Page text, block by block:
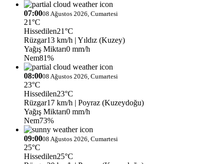
07:0008 Ağustos 2026, Cumartesi
21°C
Hissedilen21°C
Rüzgar13 km/h | Yıldız (Kuzey)
Yağış Miktarı0 mm/h
Nem81%
08:0008 Ağustos 2026, Cumartesi
23°C
Hissedilen23°C
Rüzgar17 km/h | Poyraz (Kuzeydoğu)
Yağış Miktarı0 mm/h
Nem73%
09:0008 Ağustos 2026, Cumartesi
25°C
Hissedilen25°C